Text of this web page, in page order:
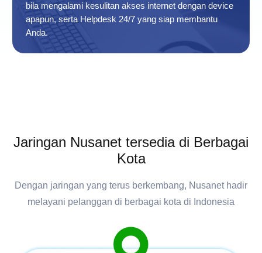
bila mengalami kesulitan akses internet dengan device
apapun, serta Helpdesk 24/7 yang siap membantu
Anda.
Jaringan Nusanet tersedia di Berbagai
Kota
Dengan jaringan yang terus berkembang, Nusanet hadir
melayani pelanggan di berbagai kota di Indonesia